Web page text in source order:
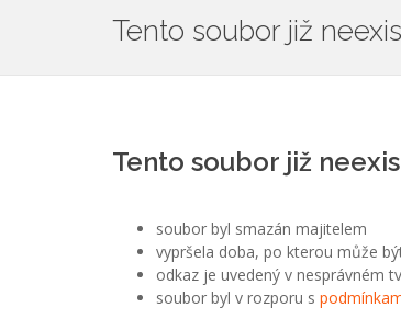
Tento soubor již
Tento soubor již
soubor byl smazán majitelem
vypršela doba, po kterou může
odkaz je uvedený v nesprávném
soubor byl v rozporu s